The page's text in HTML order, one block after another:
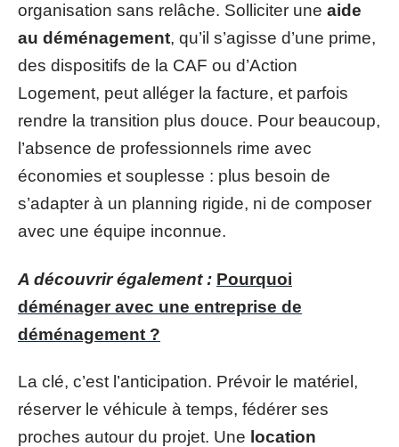
organisation sans relâche. Solliciter une aide
au déménagement, qu’il s’agisse d’une prime,
des dispositifs de la CAF ou d’Action
Logement, peut alléger la facture, et parfois
rendre la transition plus douce. Pour beaucoup,
l’absence de professionnels rime avec
économies et souplesse : plus besoin de
s’adapter à un planning rigide, ni de composer
avec une équipe inconnue.
A découvrir également : Pourquoi
déménager avec une entreprise de
déménagement ?
La clé, c’est l’anticipation. Prévoir le matériel,
réserver le véhicule à temps, fédérer ses
proches autour du projet. Une location